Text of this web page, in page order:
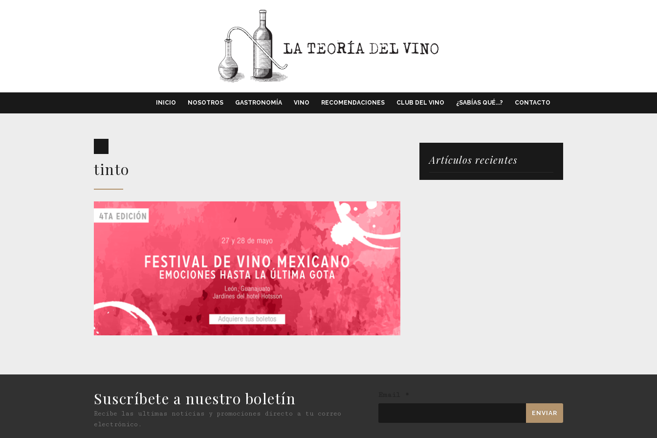
INICIO NOSOTROS GASTRONOMÍA VINO RECOMENDACIONES CLUB DEL VINO ¿SABÍAS QUÉ...? CONTACTO
tinto Artículos recientes
Suscríbete a nuestro boletín
Recibe las ultimas noticias y promociones directo a tu correo
electrónico.